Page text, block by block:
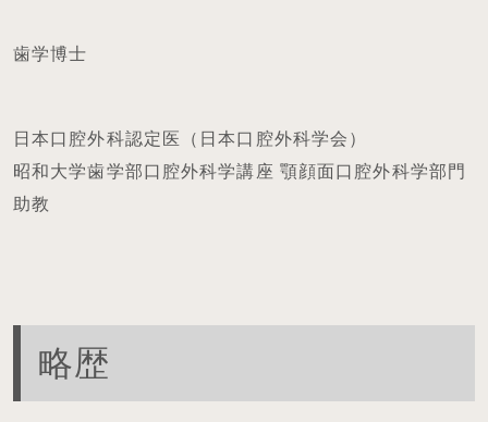
歯学博士
日本口腔外科認定医（日本口腔外科学会）
昭和大学歯学部口腔外科学講座 顎顔面口腔外科学部門
助教
略歴